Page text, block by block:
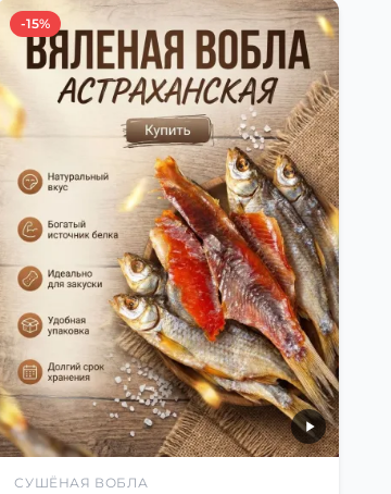
-15%
СУШЁНАЯ ВОБЛА